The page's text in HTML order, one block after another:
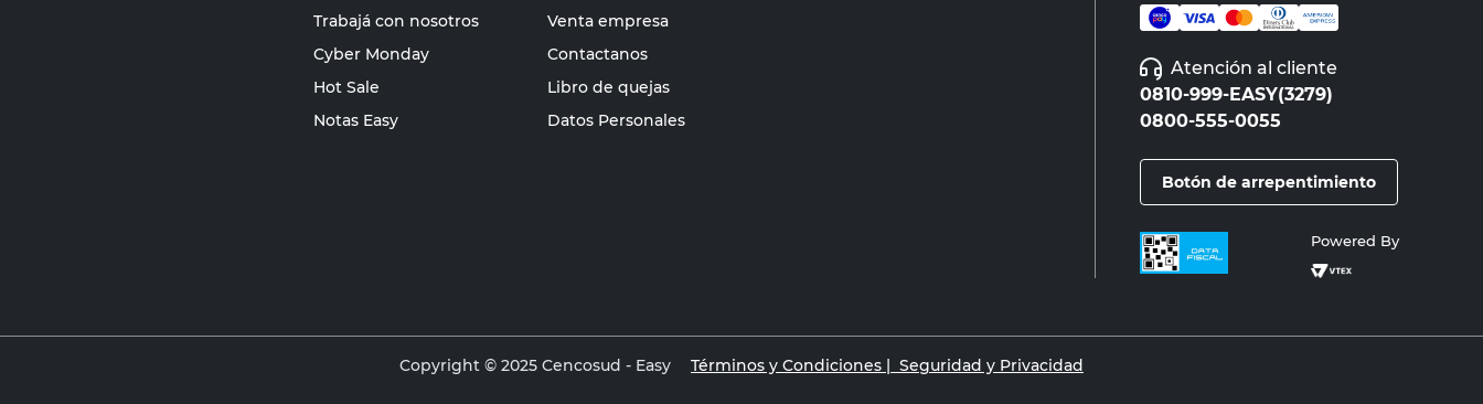
Trabajá con nosotros
Cyber Monday
Hot Sale
Notas Easy
Venta empresa
Contactanos
Libro de quejas
Datos Personales
Atención al cliente
0810-999-EASY(3279)
0800-555-0055
Botón de arrepentimiento
Powered By
Copyright © 2025 Cencosud - Easy Términos y Condiciones | Seguridad y Privacidad